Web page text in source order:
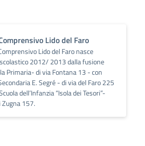
Lido del Faro
Lido del Faro nasce
2012/ 2013 dalla fusione
Primaria- di via Fontana 13 - con
E. Segré - di via del Faro 225
dell’Infanzia “Isola dei Tesori”-
Zugna 157.